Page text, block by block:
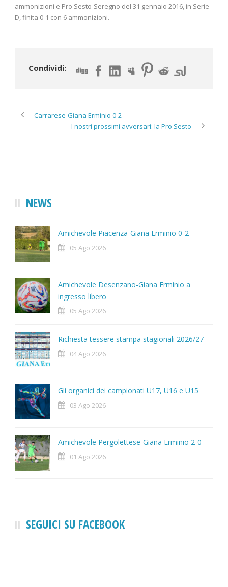
ammonizioni e Pro Sesto-Seregno del 31 gennaio 2016, in Serie
D, finita 0-1 con 6 ammonizioni.
Condividi:
Carrarese-Giana Erminio 0-2
I nostri prossimi avversari: la Pro Sesto
NEWS
Amichevole Piacenza-Giana Erminio 0-2
05 Ago 2026
Amichevole Desenzano-Giana Erminio a
ingresso libero
05 Ago 2026
Richiesta tessere stampa stagionali 2026/27
04 Ago 2026
Gli organici dei campionati U17, U16 e U15
03 Ago 2026
Amichevole Pergolettese-Giana Erminio 2-0
01 Ago 2026
SEGUICI SU FACEBOOK